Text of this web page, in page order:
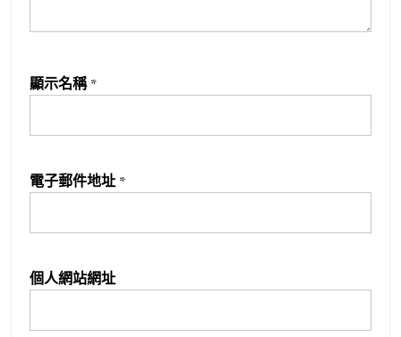
顯示名稱 *
電子郵件地址 *
個人網站網址